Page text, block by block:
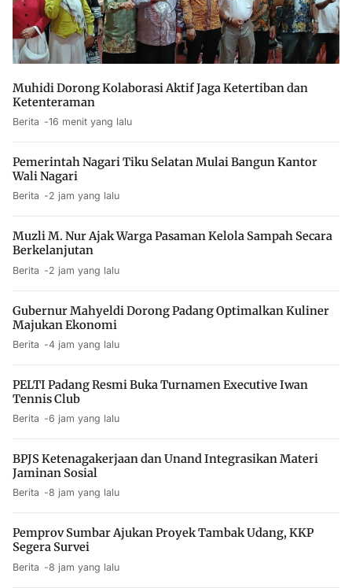
Muhidi Dorong Kolaborasi Aktif Jaga Ketertiban dan
Ketenteraman
Berita 16 menit yang lalu
Pemerintah Nagari Tiku Selatan Mulai Bangun Kantor
Wali Nagari
Berita 2 jam yang lalu
Muzli M. Nur Ajak Warga Pasaman Kelola Sampah Secara
Berkelanjutan
Berita 2 jam yang lalu
Gubernur Mahyeldi Dorong Padang Optimalkan Kuliner
Majukan Ekonomi
Berita 4 jam yang lalu
PELTI Padang Resmi Buka Turnamen Executive Iwan
Tennis Club
Berita 6 jam yang lalu
BPJS Ketenagakerjaan dan Unand Integrasikan Materi
Jaminan Sosial
Berita 8 jam yang lalu
Pemprov Sumbar Ajukan Proyek Tambak Udang, KKP
Segera Survei
Berita 8 jam yang lalu